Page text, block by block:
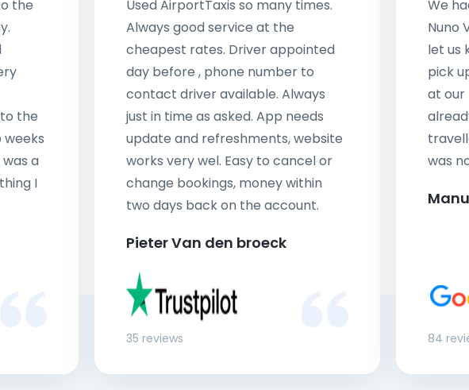
the
the
a
I
Used AirportTaxis so many times.
Always good service at the
cheapest rates. Driver appointed
day before , phone number to
contact driver available. Always
just in time as asked. App needs
update and refreshments, website
works very wel. Easy to cancel or
change bookings, money within
two days back on the account.
Pieter Van den broeck
35 reviews
We
Nuno
let us
pick
at our
was
84